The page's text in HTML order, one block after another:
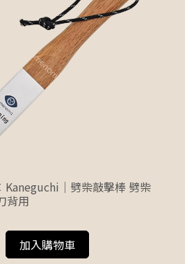
｜劈柴敲擊棒 劈柴
背用
加入購物車